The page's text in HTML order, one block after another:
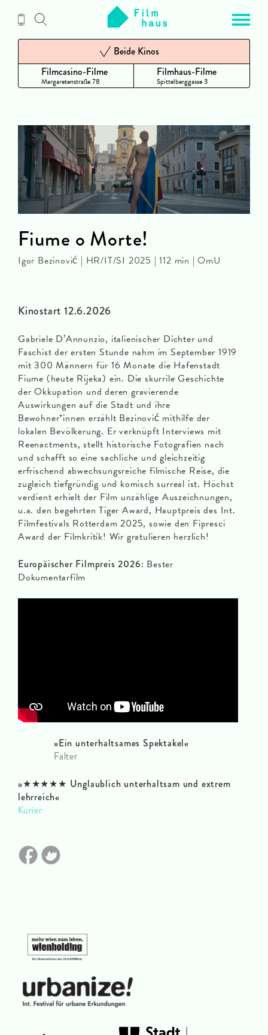
Inhalt
Filmcasino-Filme
Margaretenstraße 78
Beide Kinos
Filmhaus-Filme
Spittelberggasse 3
Kinostart 12.6.2026
Gabriele D’Annunzio, italienischer Dichter und
Faschist der ersten Stunde nahm im September 1919
mit 300 Männern für 16 Monate die Hafenstadt
Fiume (heute Rijeka) ein. Die skurrile Geschichte
der Okkupation und deren gravierende
Auswirkungen auf die Stadt und ihre
Bewohner*innen erzählt Bezinović mithilfe der
lokalen Bevölkerung. Er verknüpft Interviews mit
Reenactments, stellt historische Fotografien nach
und schafft so eine sachliche und gleichzeitig
erfrischend abwechsungsreiche filmische Reise, die
zugleich tiefgründig und komisch surreal ist. Höchst
verdient erhielt der Film unzählige Auszeichnungen,
u.a. den begehrten Tiger Award, Hauptpreis des Int.
Filmfestivals Rotterdam 2025, sowie den Fipresci
Award der Filmkritik! Wir gratulieren herzlich!
Europäischer Filmpreis 2026: Bester
Dokumentarfilm
»Ein unterhaltsames Spektakel«
Falter
»★★★★★ Unglaublich unterhaltsam und extrem
lehrreich«
Kurier
Fiume o Morte!
Igor Bezinović | HR/IT/SI 2025 | 112 min | OmU